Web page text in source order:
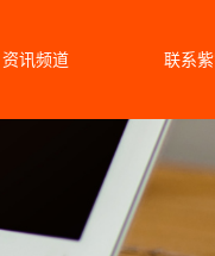
资讯频道 联系